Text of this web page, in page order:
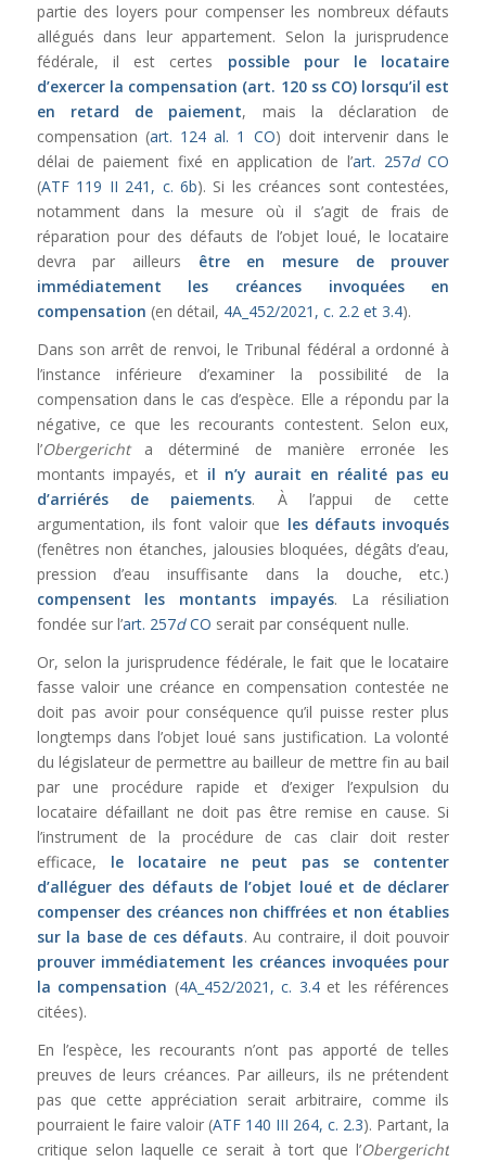
partie des loyers pour compenser les nombreux défauts
allégués dans leur appartement. Selon la jurisprudence
fédérale, il est certes possible pour le locataire
d’exercer la compensation (art. 120 ss CO) lorsqu’il est
en retard de paiement, mais la déclaration de
compensation (art. 124 al. 1 CO) doit intervenir dans le
délai de paiement fixé en application de l’art. 257dCO
(ATF 119 II 241, c. 6b). Si les créances sont contestées,
notamment dans la mesure où il s’agit de frais de
réparation pour des défauts de l’objet loué, le locataire
devra par ailleurs être en mesure de prouver
immédiatement les créances invoquées en
compensation (en détail, 4A_452/2021, c. 2.2 et 3.4).
Dans son arrêt de renvoi, le Tribunal fédéral a ordonné à
l’instance inférieure d’examiner la possibilité de la
compensation dans le cas d’espèce. Elle a répondu par la
négative, ce que les recourants contestent. Selon eux,
l’Obergericht a déterminé de manière erronée les
montants impayés, et il n’y aurait en réalité pas eu
d’arriérés de paiements. À l’appui de cette
argumentation, ils font valoir que les défauts invoqués
(fenêtres non étanches, jalousies bloquées, dégâts d’eau,
pression d’eau insuffisante dans la douche, etc.)
compensent les montants impayés. La résiliation
fondée sur l’art. 257dCO serait par conséquent nulle.
Or, selon la jurisprudence fédérale, le fait que le locataire
fasse valoir une créance en compensation contestée ne
doit pas avoir pour conséquence qu’il puisse rester plus
longtemps dans l’objet loué sans justification. La volonté
du législateur de permettre au bailleur de mettre fin au bail
par une procédure rapide et d’exiger l’expulsion du
locataire défaillant ne doit pas être remise en cause. Si
l’instrument de la procédure de cas clair doit rester
efficace, le locataire ne peut pas se contenter
d’alléguer des défauts de l’objet loué et de déclarer
compenser des créances non chiffrées et non établies
sur la base de ces défauts. Au contraire, il doit pouvoir
prouver immédiatement les créances invoquées pour
la compensation (4A_452/2021, c. 3.4et les références
citées).
En l’espèce, les recourants n’ont pas apporté de telles
preuves de leurs créances. Par ailleurs, ils ne prétendent
pas que cette appréciation serait arbitraire, comme ils
pourraient le faire valoir (ATF 140 III 264, c. 2.3). Partant, la
critique selon laquelle ce serait à tort que l’Obergericht